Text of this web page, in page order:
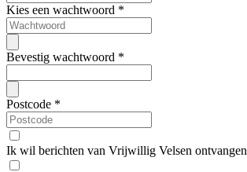
Kies een wachtwoord *
Bevestig wachtwoord *
Postcode *
Ik wil berichten van Vrijwillig Velsen ontvangen